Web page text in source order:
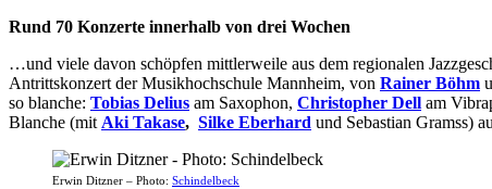
Rund 70 Konzerte innerhalb von drei Wochen
…und viele davon schöpfen mittlerweile aus dem regionalen
Antrittskonzert der Musikhochschule Mannheim, von Rainer Böhm
so blanche: Tobias Delius am Saxophon, Christopher Dell am
Blanche (mit Aki Takase, Silke Eberhard und Sebastian Gramss)
Erwin Ditzner – Photo: Schindelbeck